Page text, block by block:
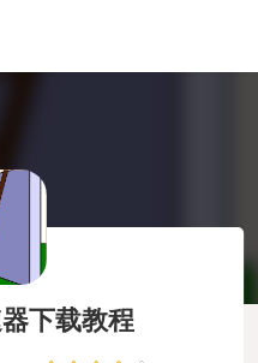
下载教程